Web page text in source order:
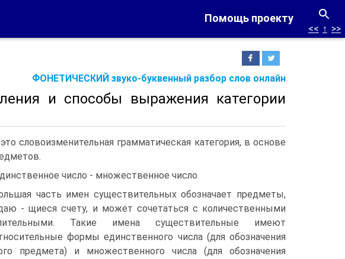
Помощь проекту
ФОНЕТИЧЕСКИЙ звуко-буквенный разбор слов онлайн
<< ↑ >>
и способы выражения категории
словоизменительная грамматическая категория, в основе
число - множественное число.
часть имен существительных обозначает предметы,
- щиеся счету, и может сочетаться с количественными
Такие имена существительные имеют
формы единственного числа (для обозначения
предмета) и множественного числа (для обозначения